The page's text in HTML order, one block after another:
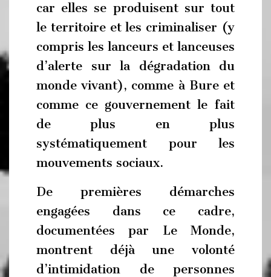
car elles se produisent sur tout
le territoire et les criminaliser (y
compris les lanceurs et lanceuses
d’alerte sur la dégradation du
monde vivant), comme à Bure et
comme ce gouvernement le fait
de plus en plus
systématiquement pour les
mouvements sociaux.
De premières démarches
engagées dans ce cadre,
documentées par Le Monde,
montrent déjà une volonté
d’intimidation de personnes